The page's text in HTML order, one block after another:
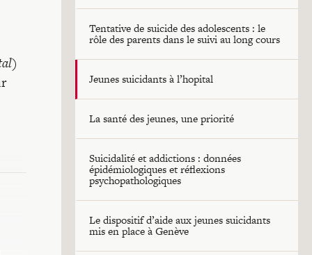
)
Tentative de suicide des adolescents : le
rôle des parents dans le suivi au long cours
Jeunes suicidants à l’hopital
La santé des jeunes, une priorité
Suicidalité et addictions : données
épidémiologiques et réflexions
psychopathologiques
Le dispositif d’aide aux jeunes suicidants
mis en place à Genève